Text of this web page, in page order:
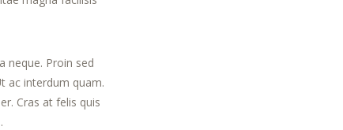
neque. Proin sed
ac interdum quam.
Cras at felis quis